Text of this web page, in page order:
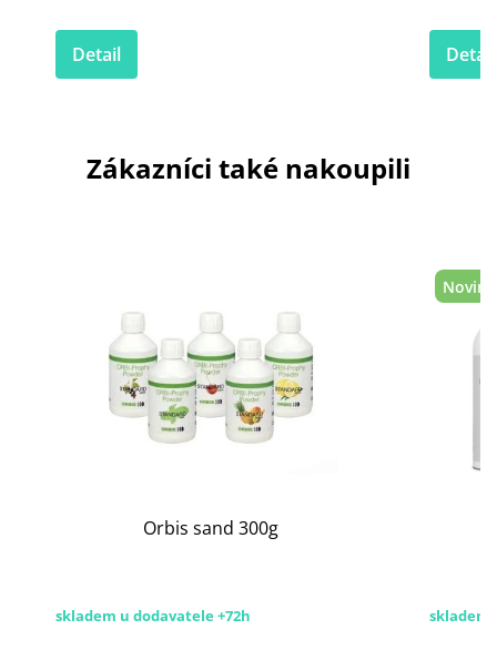
Detail Detail
Zákazníci také nakoupili
Orbis sand 300g
skladem u dodavatele +72h skladem